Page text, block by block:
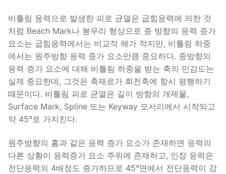
비틀림 응력으로 발생한 피로 균열은 굽힘응력에 의한 것
처럼 Beach Mark나 봉우리 형상으로 종 방향의 응력 증가
요소는 굽힘응력에서는 비교적 해가 적지만, 비틀림 하중
에서는 원주방향 응력 증가 요소만큼 중요하다. 종방향의
응력 증가 요소에 대해 비틀림 하중을 받는 축의 민감도는
실제 중요한데, 그것은 축재료가 회전축에 항시 평행하기
때문이다. 비틀림 피로 균열은 길이 방향의 개제물,
Surface Mark, Spline 또는 Keyway 모서리에서 시작되고
약 45°로 가지친다.
원주방향의 홈과 같은 응력 증가 요소가 존재하면 응력의
다른 상황이 응력증가 요소 주위에 존재하고, 인장 응력은
전단응력의 4배정도 증가하므로 45°면에서 전단응력이 강